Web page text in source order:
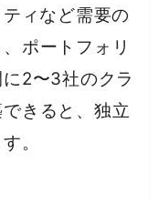
ィなど需要の
ポートフォリ
2〜3社のクラ
きると、独立
。